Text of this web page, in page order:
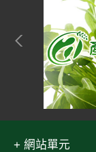
網站單元